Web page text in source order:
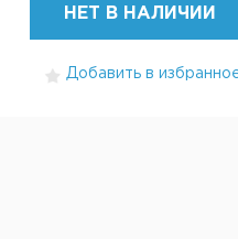
НЕТ В НАЛИЧИИ
Добавить в